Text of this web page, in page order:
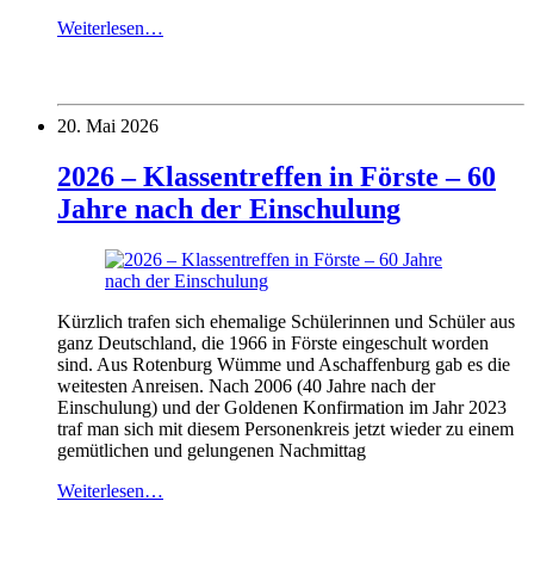
Weiterlesen…
20. Mai 2026
2026 – Klassentreffen in Förste – 60
Jahre nach der Einschulung
Kürzlich trafen sich ehemalige Schülerinnen und Schüler aus
ganz Deutschland, die 1966 in Förste eingeschult worden
sind. Aus Rotenburg Wümme und Aschaffenburg gab es die
weitesten Anreisen. Nach 2006 (40 Jahre nach der
Einschulung) und der Goldenen Konfirmation im Jahr 2023
traf man sich mit diesem Personenkreis jetzt wieder zu einem
gemütlichen und gelungenen Nachmittag
Weiterlesen…